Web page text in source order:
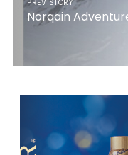
PREV STORY
Norqain